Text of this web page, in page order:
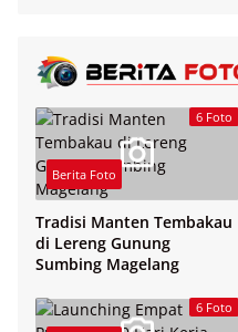
6 Foto
Berita Foto
Tradisi Manten Tembakau
di Lereng Gunung
Sumbing Magelang
6 Foto